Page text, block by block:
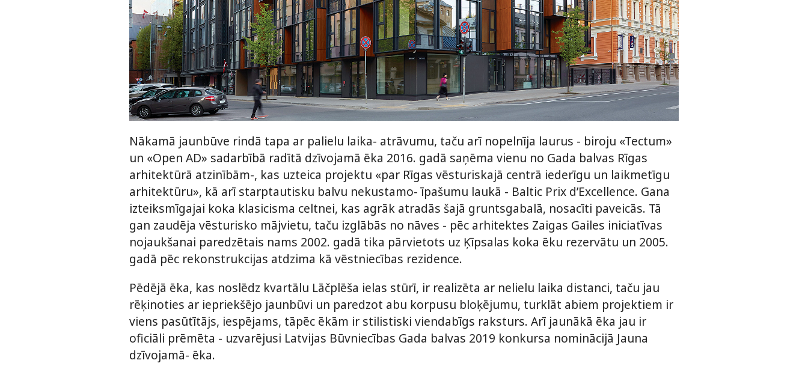
Nākamā jaunbūve rindā tapa ar palielu laika- atrāvumu, taču arī nopelnīja laurus - biroju «Tectum»
un «Open AD» sadarbībā radītā dzīvojamā ēka 2016. gadā saņēma vienu no Gada balvas Rīgas
arhitektūrā atzinībām-, kas uzteica projektu «par Rīgas vēsturiskajā centrā iederīgu un laikmetīgu
arhitektūru», kā arī starptautisku balvu nekustamo- īpašumu laukā - Baltic Prix d’Excellence. Gana
izteiksmīgajai koka klasicisma celtnei, kas agrāk atradās šajā gruntsgabalā, nosacīti paveicās. Tā
gan zaudēja vēsturisko mājvietu, taču izglābās no nāves - pēc arhitektes Zaigas Gailes iniciatīvas
nojaukšanai paredzētais nams 2002. gadā tika pārvietots uz Ķīpsalas koka ēku rezervātu un 2005.
gadā pēc rekonstrukcijas atdzima kā vēstniecības rezidence.
Pēdējā ēka, kas noslēdz kvartālu Lāčplēša ielas stūrī, ir realizēta ar nelielu laika distanci, taču jau
rēķinoties ar iepriekšējo jaunbūvi un paredzot abu korpusu bloķējumu, turklāt abiem projektiem ir
viens pasūtītājs, iespējams, tāpēc ēkām ir stilistiski viendabīgs raksturs. Arī jaunākā ēka jau ir
oficiāli prēmēta - uzvarējusi Latvijas Būvniecības Gada balvas 2019 konkursa nominācijā Jauna
dzīvojamā- ēka.